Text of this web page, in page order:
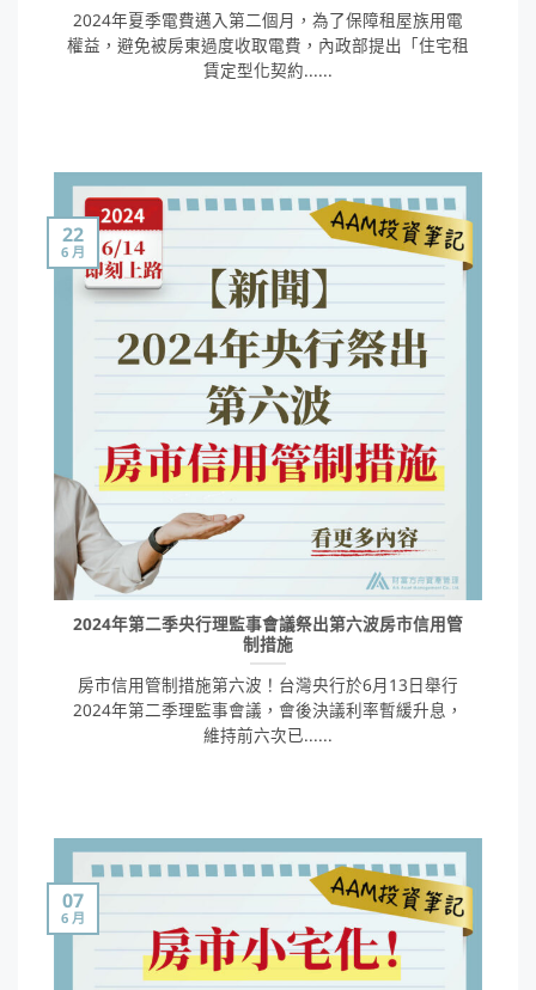
2024年夏季電費邁入第二個月，為了保障租屋族用電
權益，避免被房東過度收取電費，內政部提出「住宅租
賃定型化契約......
2024年第二季央行理監事會議祭出第六波房市信用管
制措施
房市信用管制措施第六波！台灣央行於6月13日舉行
2024年第二季理監事會議，會後決議利率暫緩升息，
維持前六次已......
22
6 月
07
6 月